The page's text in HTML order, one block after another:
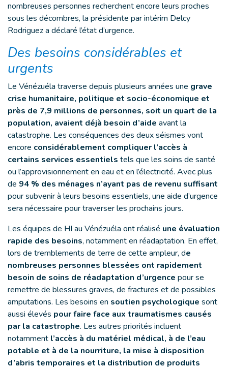
nombreuses personnes recherchent encore leurs proches
sous les décombres, la présidente par intérim Delcy
Rodriguez a déclaré l’état d’urgence.
Des besoins considérables et
urgents
Le Vénézuéla traverse depuis plusieurs années une grave
crise humanitaire, politique et socio-économique et
près de 7,9 millions de personnes, soit un quart de la
population, avaient déjà besoin d’aide avant la
catastrophe. Les conséquences des deux séismes vont
encore considérablement compliquer l’accès à
certains services essentiels tels que les soins de santé
ou l’approvisionnement en eau et en l’électricité. Avec plus
de 94 % des ménages n’ayant pas de revenu suffisant
pour subvenir à leurs besoins essentiels, une aide d’urgence
sera nécessaire pour traverser les prochains jours.
Les équipes de HI au Vénézuéla ont réalisé une évaluation
rapide des besoins, notamment en réadaptation. En effet,
lors de tremblements de terre de cette ampleur, de
nombreuses personnes blessées ont rapidement
besoin de soins de réadaptation d’urgence pour se
remettre de blessures graves, de fractures et de possibles
amputations. Les besoins en soutien psychologique sont
aussi élevés pour faire face aux traumatismes causés
par la catastrophe. Les autres priorités incluent
notamment l’accès à du matériel médical, à de l’eau
potable et à de la nourriture, la mise à disposition
d’abris temporaires et la distribution de produits